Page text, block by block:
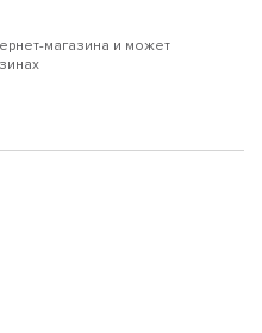
магазина и может